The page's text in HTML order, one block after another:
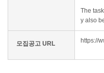
The
y also
모집공고 URL https://